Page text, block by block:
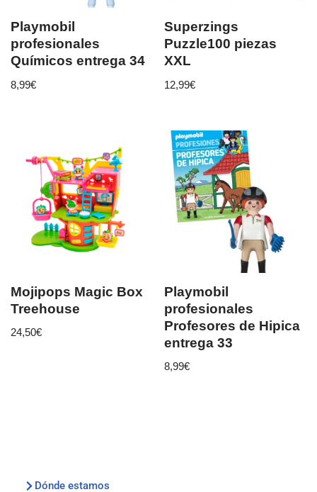
Playmobil
profesionales
Químicos entrega 34
8,99€
Superzings
Puzzle100 piezas
XXL
12,99€
Mojipops Magic Box
Treehouse
24,50€
Playmobil
profesionales
Profesores de Hipica
entrega 33
8,99€
Dónde estamos